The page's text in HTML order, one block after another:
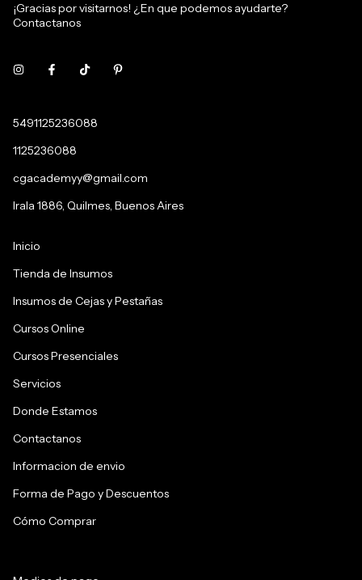
¡Gracias por visitarnos! ¿En que podemos ayudarte?
Contactanos
5491125236088
1125236088
cgacademyy@gmail.com
Irala 1886, Quilmes, Buenos Aires
Inicio
Tienda de Insumos
Insumos de Cejas y Pestañas
Cursos Online
Cursos Presenciales
Servicios
Donde Estamos
Contactanos
Informacion de envio
Forma de Pago y Descuentos
Cómo Comprar